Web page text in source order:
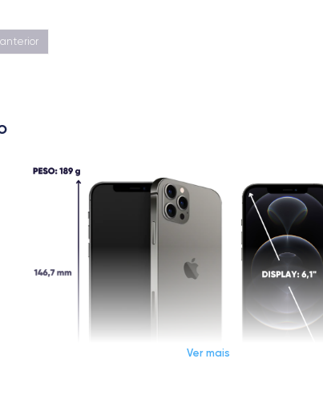
anterior
Ver mais